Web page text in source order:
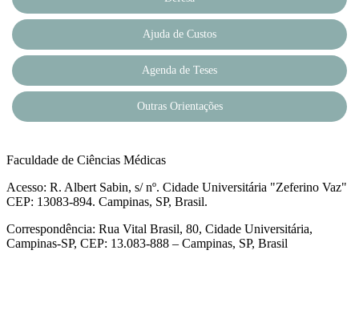
Ajuda de Custos
Agenda de Teses
Outras Orientações
Faculdade de Ciências Médicas
Acesso: R. Albert Sabin, s/ nº. Cidade Universitária "Zeferino Vaz"
CEP: 13083-894. Campinas, SP, Brasil.
Correspondência: Rua Vital Brasil, 80, Cidade Universitária,
Campinas-SP, CEP: 13.083-888 – Campinas, SP, Brasil